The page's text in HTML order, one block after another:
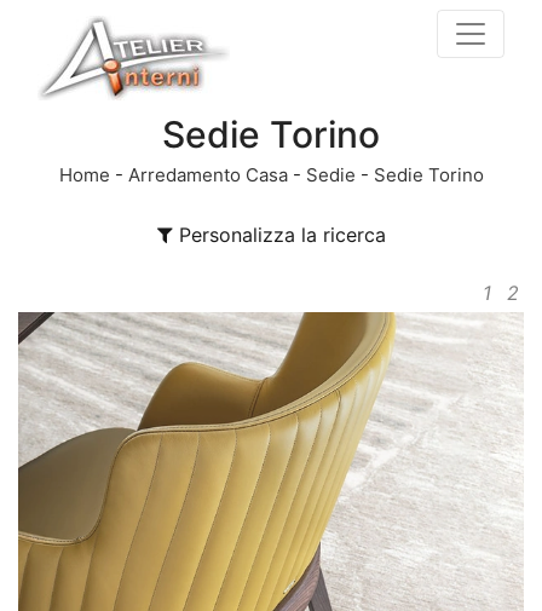
Sedie Torino
Home - Arredamento Casa- Sedie - Sedie Torino
Personalizza la ricerca
1 2